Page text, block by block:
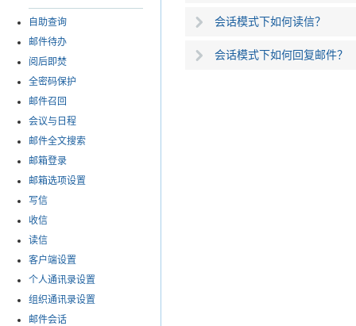
自助查询
邮件待办
阅后即焚
全密码保护
邮件召回
会议与日程
邮件全文搜索
邮箱登录
邮箱选项设置
写信
收信
读信
客户端设置
个人通讯录设置
组织通讯录设置
邮件会话
会话模式下如何读信？
会话模式下如何回复邮件？